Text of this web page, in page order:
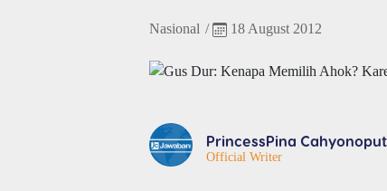
Nasional / 18 August 2012
PrincessPina
Official Writer